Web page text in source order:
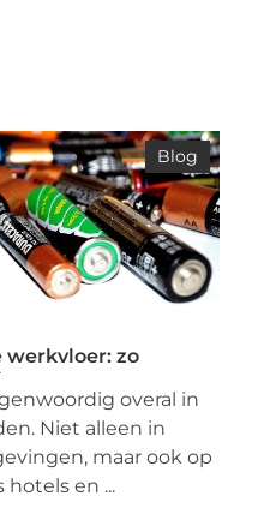
Blog
werkvloer: zo
overal in
Niet alleen in
maar ook op
hotels en ...